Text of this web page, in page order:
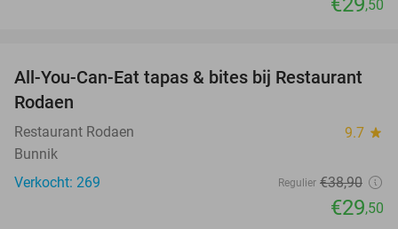
,50
24%
All-You-Can-Eat tapas & bites bij Restaurant
Rodaen
Restaurant Rodaen 9.7 star
Bunnik
Verkocht: 269
Regulier €38,90
€29,50